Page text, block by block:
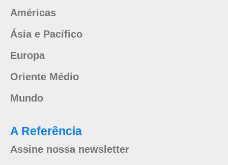
Américas
Ásia e Pacífico
Europa
Oriente Médio
Mundo
A Referência
Assine nossa newsletter